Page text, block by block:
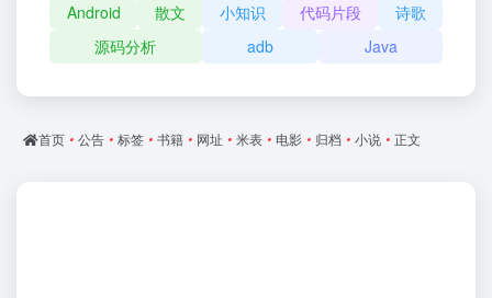
Android 散文 小知识 代码片段
诗歌
源码分析
adb Java
首页 • 公告 • 标签 • 书籍 • 网址 • 米表 • 电影 • 归档 • 小说 • 正文